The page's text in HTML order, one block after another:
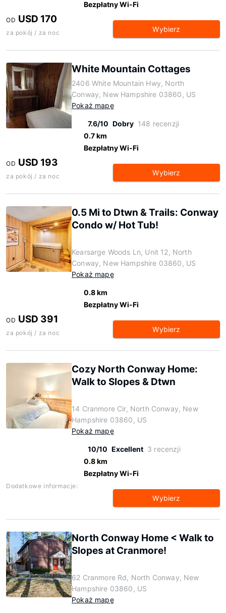
Bezpłatny Wi-Fi
OD USD 170
za pokój / za noc Wybierz
White Mountain Cottages
2406 White Mountain Hwy, North
Conway, New Hampshire 03860, US
Pokaż mapę
7.6/10 Dobry 148 recenzji
0.7 km
Bezpłatny Wi-Fi
OD USD 193
za pokój / za noc Wybierz
0.5 Mi to Dtwn & Trails: Conway
Condo w/ Hot Tub!
Kearsarge Woods Ln, Unit 12, North
Conway, New Hampshire 03860, US
Pokaż mapę
0.8 km
Bezpłatny Wi-Fi
OD USD 391
za pokój / za noc Wybierz
Cozy North Conway Home:
Walk to Slopes & Dtwn
14 Cranmore Cir, North Conway, New
Hampshire 03860, US
Pokaż mapę
10/10 Excellent 3 recenzji
0.8 km
Bezpłatny Wi-Fi
Dodatkowe informacje:
Wybierz
North Conway Home < Walk to
Slopes at Cranmore!
62 Cranmore Rd, North Conway, New
Hampshire 03860, US
Pokaż mapę